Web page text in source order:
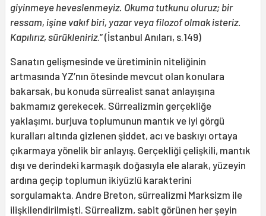
giyinmeye heveslenmeyiz. Okuma tutkunu oluruz; bir
ressam, işine vakıf biri, yazar veya filozof olmak isteriz.
Kapılırız, sürükleniriz.” (İstanbul Anıları, s.149)
Sanatın gelişmesinde ve üretiminin niteliğinin
artmasında YZ’nın ötesinde mevcut olan konulara
bakarsak, bu konuda sürrealist sanat anlayışına
bakmamız gerekecek. Sürrealizmin gerçekliğe
yaklaşımı, burjuva toplumunun mantık ve iyi görgü
kuralları altında gizlenen şiddet, acı ve baskıyı ortaya
çıkarmaya yönelik bir anlayış. Gerçekliği çelişkili, mantık
dışı ve derindeki karmaşık doğasıyla ele alarak, yüzeyin
ardına geçip toplumun ikiyüzlü karakterini
sorgulamakta. Andre Breton, sürrealizmi Marksizm ile
ilişkilendirilmişti. Sürrealizm, sabit görünen her şeyin